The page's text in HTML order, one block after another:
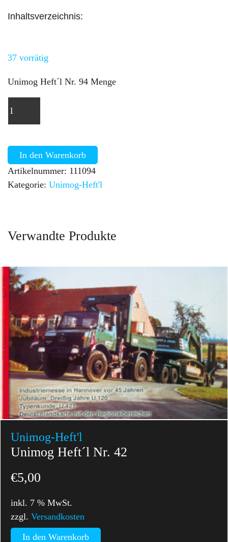
Inhaltsverzeichnis:
37 vorrätig
Unimog Heft´l Nr. 94 Menge
In den Warenkorb
Artikelnummer: 111094
Kategorie: Unimog-Heft'l
Verwandte Produkte
Unimog-Heft'l
Unimog Heft´l Nr. 42
€5,00
inkl. 7 % MwSt.
zzgl.Versandkosten
In den Warenkorb